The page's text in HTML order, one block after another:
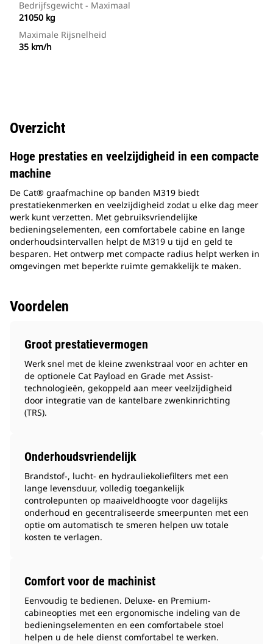
Bedrijfsgewicht - Maximaal
21050 kg
Maximale Rijsnelheid
35 km/h
Overzicht
Hoge prestaties en veelzijdigheid in een compacte
machine
De Cat® graafmachine op banden M319 biedt
prestatiekenmerken en veelzijdigheid zodat u elke dag meer
werk kunt verzetten. Met gebruiksvriendelijke
bedieningselementen, een comfortabele cabine en lange
onderhoudsintervallen helpt de M319 u tijd en geld te
besparen. Het ontwerp met compacte radius helpt werken in
omgevingen met beperkte ruimte gemakkelijk te maken.
Voordelen
Groot prestatievermogen
Werk snel met de kleine zwenkstraal voor en achter en
de optionele Cat Payload en Grade met Assist-
technologieën, gekoppeld aan meer veelzijdigheid
door integratie van de kantelbare zwenkinrichting
(TRS).
Onderhoudsvriendelijk
Brandstof-, lucht- en hydrauliekoliefilters met een
lange levensduur, volledig toegankelijk
controlepunten op maaiveldhoogte voor dagelijks
onderhoud en gecentraliseerde smeerpunten met een
optie om automatisch te smeren helpen uw totale
kosten te verlagen.
Comfort voor de machinist
Eenvoudig te bedienen. Deluxe- en Premium-
cabineopties met een ergonomische indeling van de
bedieningselementen en een comfortabele stoel
helpen u de hele dienst comfortabel te werken.